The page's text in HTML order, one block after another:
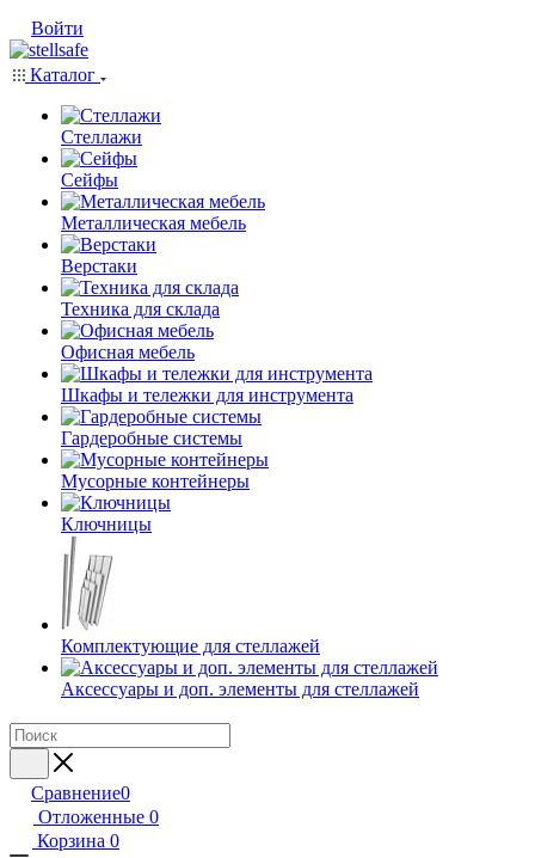
Войти
Каталог
Стеллажи
Сейфы
Металлическая мебель
Верстаки
Техника для склада
Офисная мебель
Шкафы и тележки для инструмента
Гардеробные системы
Мусорные контейнеры
Ключницы
Комплектующие для стеллажей
Аксессуары и доп. элементы для стеллажей
Сравнение0
Отложенные 0
Корзина 0